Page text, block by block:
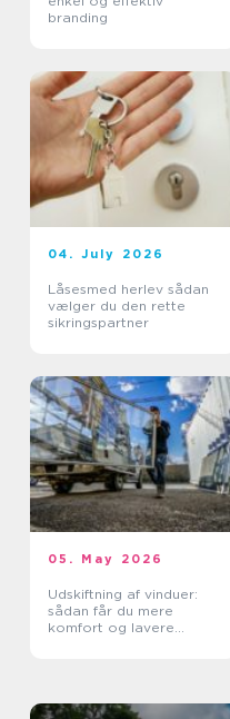
branding
04. July 2026
Låsesmed herlev sådan
vælger du den rette
sikringspartner
05. May 2026
Udskiftning af vinduer:
sådan får du mere
komfort og lavere